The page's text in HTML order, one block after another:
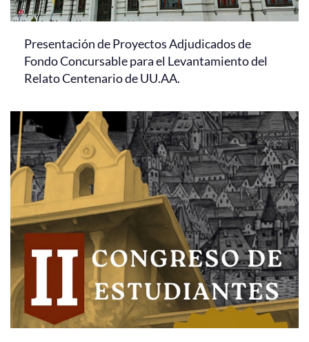
Presentación de Proyectos Adjudicados de
Fondo Concursable para el Levantamiento del
Relato Centenario de UU.AA.